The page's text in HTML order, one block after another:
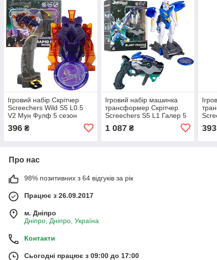
Ігровий набір Скрітчер
Screechers Wild S5 L0.5
V2 Мун Фулф 5 сезон
396 ₴
Ігровий набір машинка
трансформер Скрітчер
Screechers S5 L1 Галер 5
1 087₴ 393
Про нас
98% позитивних з 64 відгуків за рік
Працює з 26.09.2017
м. Дніпро
Дніпро, Дніпро, Україна
Контакти
Сьогодні працює з 09:00 до 17:00